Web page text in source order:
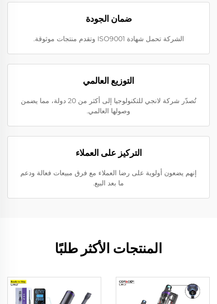
ضمان الجودة
الشركة تحمل شهادة ISO9001 وتقدم منتجات موثوقة.
التوزيع العالمي
تُصدّر شركة لانجي للتكنولوجيا إلى أكثر من 20 دولة، مما يضمن
وصولها العالمي.
التركيز على العملاء
إنهم يضعون أولوية على رضا العملاء مع فرق مبيعات فعالة ودعم
ما بعد البيع.
المنتجات الأكثر طلبًا